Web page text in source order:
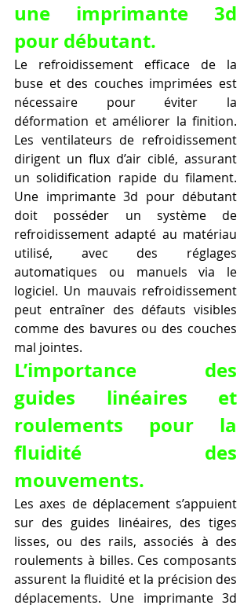
une imprimante 3d
pour débutant.
Le refroidissement efficace de la
buse et des couches imprimées est
nécessaire pour éviter la
déformation et améliorer la finition.
Les ventilateurs de refroidissement
dirigent un flux d’air ciblé, assurant
un solidification rapide du filament.
Une imprimante 3d pour débutant
doit posséder un système de
refroidissement adapté au matériau
utilisé, avec des réglages
automatiques ou manuels via le
logiciel. Un mauvais refroidissement
peut entraîner des défauts visibles
comme des bavures ou des couches
mal jointes.
L’importance des
guides linéaires et
roulements pour la
fluidité des
mouvements.
Les axes de déplacement s’appuient
sur des guides linéaires, des tiges
lisses, ou des rails, associés à des
roulements à billes. Ces composants
assurent la fluidité et la précision des
déplacements. Une imprimante 3d